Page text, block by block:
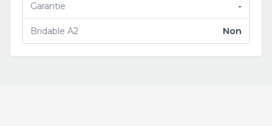
Garantie -
Bridable A2 Non